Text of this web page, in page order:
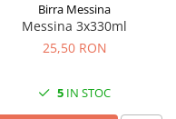
Birra Messina
Messina 3x330ml
25,50 RON
5 IN STOC